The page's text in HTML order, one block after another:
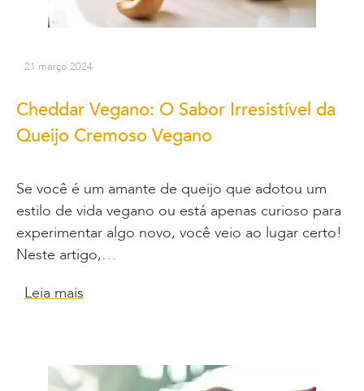
21 março 2024
Cheddar Vegano: O Sabor Irresistível da
Queijo Cremoso Vegano
Se você é um amante de queijo que adotou um
estilo de vida vegano ou está apenas curioso para
experimentar algo novo, você veio ao lugar certo!
Neste artigo,…
Leia mais